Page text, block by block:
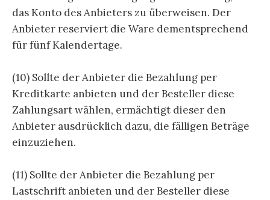
das Konto des Anbieters zu überweisen. Der
Anbieter reserviert die Ware dementsprechend
für fünf Kalendertage.
(10) Sollte der Anbieter die Bezahlung per
Kreditkarte anbieten und der Besteller diese
Zahlungsart wählen, ermächtigt dieser den
Anbieter ausdrücklich dazu, die fälligen Beträge
einzuziehen.
(11) Sollte der Anbieter die Bezahlung per
Lastschrift anbieten und der Besteller diese